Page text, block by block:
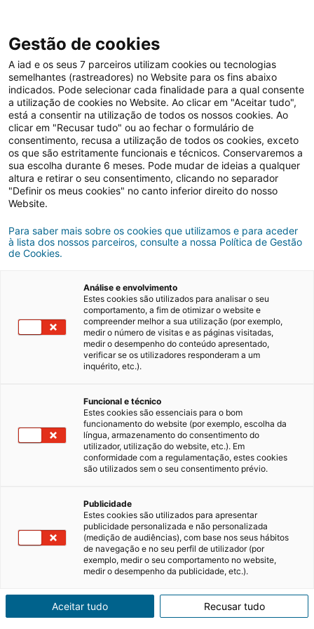
Arrendar casa Dicas imobiliárias
Arrendamento: como se preparar
para uma visita a um imóvel?
crescido nos últimos anos devido à situação
imobiliária atual em Portugal. Para quem opta
por esta forma de acesso à habitação, é
importante fazer uma visita às propriedades
que lhe interessam e esta não…
28/06/2024 3 minutos de leitura
Comprar, arrendar
ou estimar o valor
de um imóvel com
Gestão de cookies
A iad e os seus 7 parceiros utilizam cookies ou tecnologias
semelhantes (rastreadores) no Website para os fins abaixo
indicados. Pode selecionar cada finalidade para a qual consente
a utilização de cookies no Website. Ao clicar em "Aceitar tudo",
está a consentir na utilização de todos os nossos cookies. Ao
clicar em "Recusar tudo" ou ao fechar o formulário de
consentimento, recusa a utilização de todos os cookies, exceto
os que são estritamente funcionais e técnicos. Conservaremos a
sua escolha durante 6 meses. Pode mudar de ideias a qualquer
altura e retirar o seu consentimento, clicando no separador
"Definir os meus cookies" no canto inferior direito do nosso
Website.
Para saber mais sobre os cookies que utilizamos e para aceder
à lista dos nossos parceiros, consulte a nossa Política de Gestão
de Cookies.
Análise e envolvimento
Estes cookies são utilizados para analisar o seu
comportamento, a fim de otimizar o website e
compreender melhor a sua utilização (por exemplo,
medir o número de visitas e as páginas visitadas,
medir o desempenho do conteúdo apresentado,
verificar se os utilizadores responderam a um
inquérito, etc.).
Funcional e técnico
Estes cookies são essenciais para o bom
funcionamento do website (por exemplo, escolha da
língua, armazenamento do consentimento do
utilizador, utilização do website, etc.). Em
conformidade com a regulamentação, estes cookies
são utilizados sem o seu consentimento prévio.
Publicidade
Estes cookies são utilizados para apresentar
publicidade personalizada e não personalizada
(medição de audiências), com base nos seus hábitos
de navegação e no seu perfil de utilizador (por
exemplo, medir o seu comportamento no website,
medir o desempenho da publicidade, etc.).
Aceitar tudo Recusar tudo